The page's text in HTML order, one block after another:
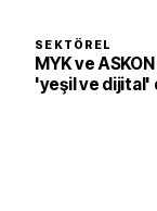
SEKTÖREL
MYK ve
'yeşil ve dijital'